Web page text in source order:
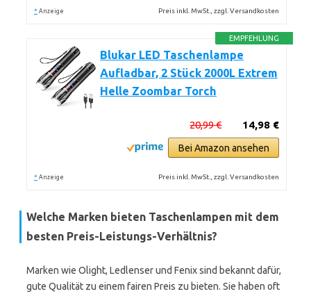
* Anzeige Preis inkl. MwSt., zzgl. Versandkosten
EMPFEHLUNG
Blukar LED Taschenlampe
Aufladbar, 2 Stück 2000L Extrem
Helle Zoombar Torch
14,98 €
20,99 €
Bei Amazon ansehen
* Anzeige Preis inkl. MwSt., zzgl. Versandkosten
Welche Marken bieten Taschenlampen mit dem
besten Preis-Leistungs-Verhältnis?
Marken wie Olight, Ledlenser und Fenix sind bekannt dafür,
gute Qualität zu einem fairen Preis zu bieten. Sie haben oft